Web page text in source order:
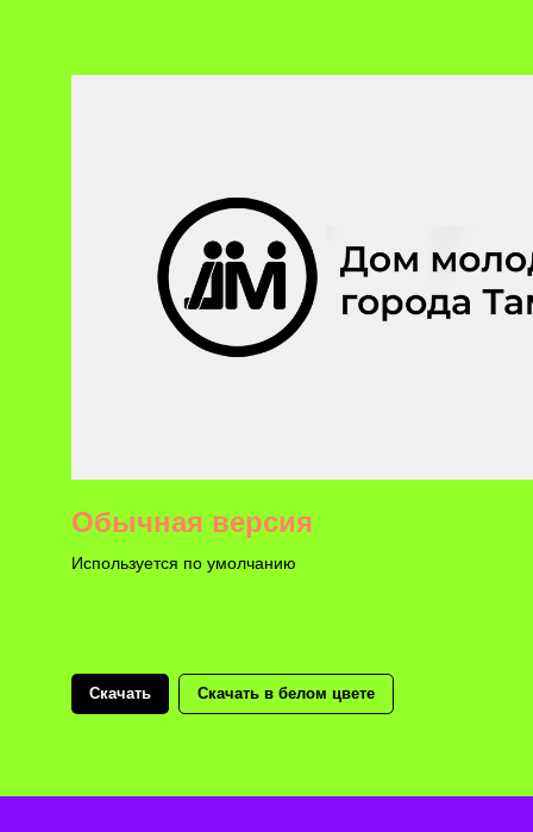
Обычная версия
Используется по умолчанию
Скачать Скачать в белом цвете